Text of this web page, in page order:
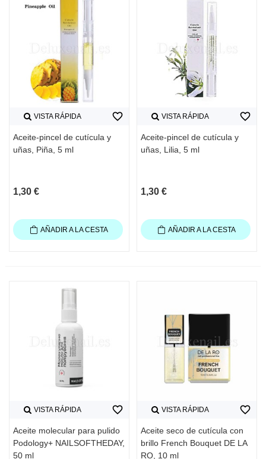
VISTA RÁPIDA
Aceite-pincel de cutícula y
uñas, Piña, 5 ml
1,30 €
favorite_border
AÑADIR A LA CESTA
VISTA RÁPIDA
Aceite-pincel de cutícula y
uñas, Lilia, 5 ml
1,30 €
favorite_border
AÑADIR A LA CESTA
VISTA RÁPIDA
Aceite molecular para pulido
Podology+ NAILSOFTHEDAY,
50 ml
favorite_border VISTA RÁPIDA
Aceite seco de cutícula con
brillo French Bouquet DE LA
RO, 10 ml
favorite_border